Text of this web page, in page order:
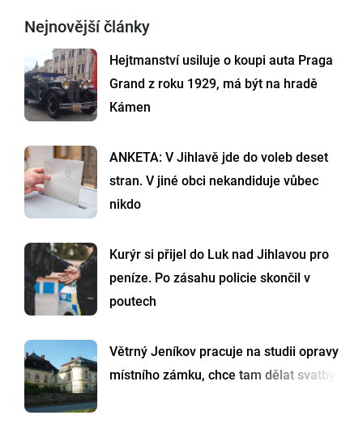
Nejnovější články
Hejtmanství usiluje o koupi auta Praga
Grand z roku 1929, má být na hradě
Kámen
ANKETA: V Jihlavě jde do voleb deset
stran. V jiné obci nekandiduje vůbec
nikdo
Kurýr si přijel do Luk nad Jihlavou pro
peníze. Po zásahu policie skončil v
poutech
Větrný Jeníkov pracuje na studii opravy
místního zámku, chce tam dělat svatby